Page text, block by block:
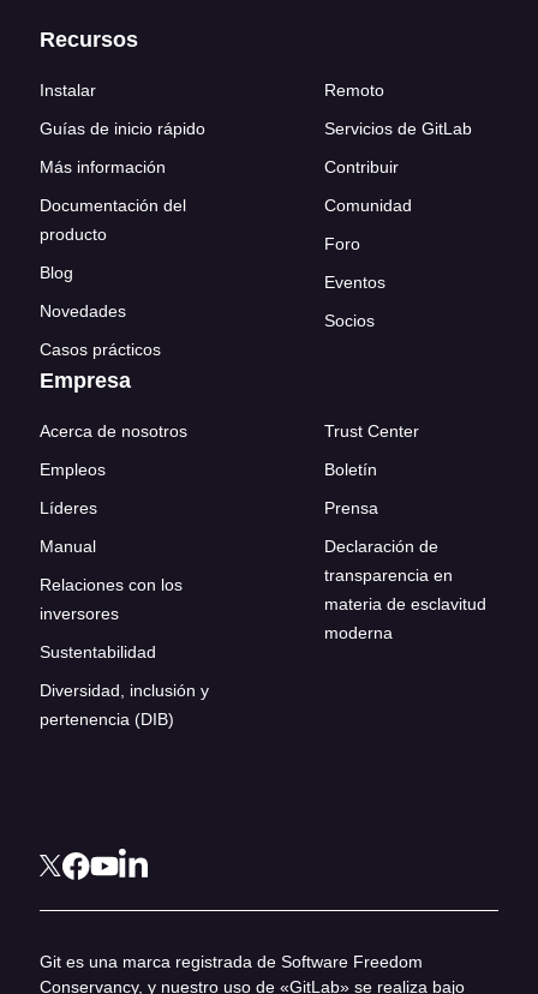
Recursos
Instalar
Guías de inicio rápido
Más información
Documentación del
producto
Blog
Novedades
Casos prácticos
Remoto
Servicios de GitLab
Contribuir
Comunidad
Foro
Eventos
Socios
Empresa
Acerca de nosotros
Empleos
Líderes
Manual
Relaciones con los
inversores
Sustentabilidad
Diversidad, inclusión y
pertenencia (DIB)
Trust Center
Boletín
Prensa
Declaración de
transparencia en
materia de esclavitud
moderna
Git es una marca registrada de Software Freedom
Conservancy, y nuestro uso de «GitLab» se realiza bajo